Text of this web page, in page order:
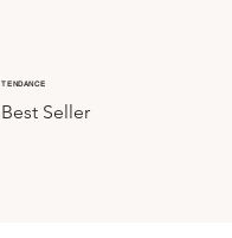
TENDANCE
Best Seller